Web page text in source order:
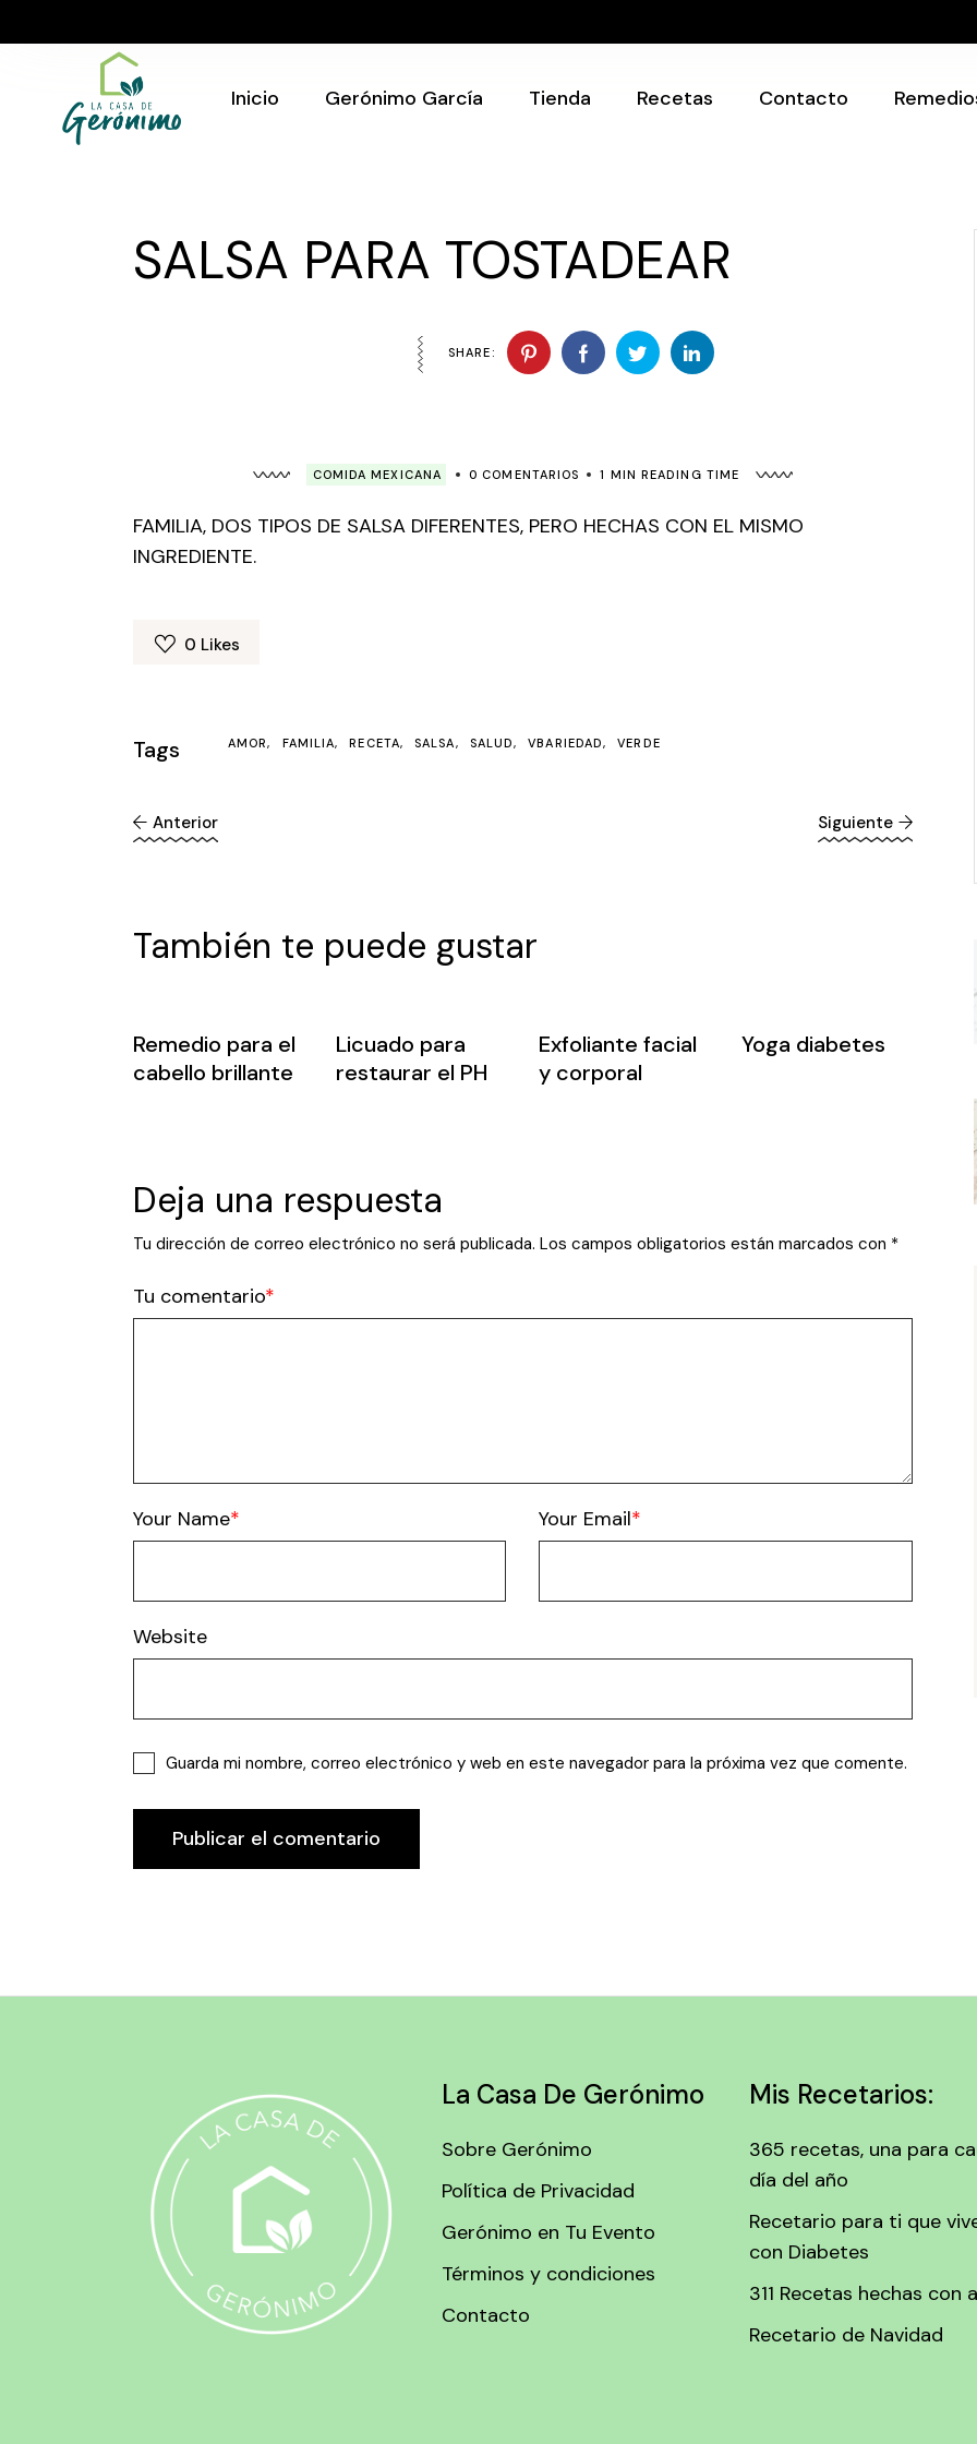
the
Inicio
Gerónimo García
evento
Tienda Recetas Contacto
evento
SALSA PARA TOSTADEAR
SHARE:
COMIDA MEXICANA 0 COMENTARIOS 1 MIN READING TIME
FAMILIA, DOS TIPOS DE SALSA DIFERENTES, PERO HECHAS CON EL MISMO
INGREDIENTE.
0 Likes
Tags AMOR FAMILIA RECETA SALSA SALUD VBARIEDAD VERDE
Anterior Siguiente
También te puede gustar
Remedio para el
cabello brillante
Licuado para
restaurar el PH
Exfoliante facial
y corporal
Yoga diabetes
Deja una respuesta
Tu dirección de correo electrónico no será publicada. Los campos obligatorios están marcados con *
Tu comentario
Your Name Your Email
Website
Guarda mi nombre, correo electrónico y web en este navegador para la próxima vez que comente.
Publicar el comentario
La Casa De Gerónimo
Sobre Gerónimo
Política de Privacidad
Gerónimo en Tu Evento
Términos y condiciones
Contacto
Mis Recetarios:
365 recetas, una para
día del año
Recetario para ti que
con Diabetes
311 Recetas hechas con
Recetario de Navidad